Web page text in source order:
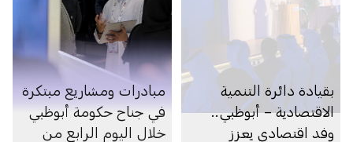
بقيادة دائرة التنمية
الاقتصادية – أبوظبي..
وفد اقتصادي يعزز
مبادرات ومشاريع مبتكرة
في جناح حكومة أبوظبي
خلال اليوم الرابع من